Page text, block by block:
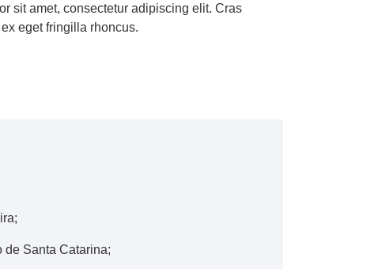
sit amet, consectetur adipiscing elit. Cras
eget fringilla rhoncus.
Santa Catarina;